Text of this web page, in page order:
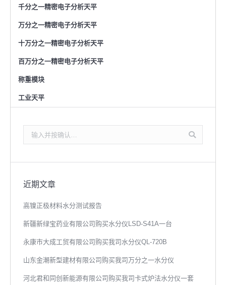
千分之一精密电子分析天平
万分之一精密电子分析天平
十万分之一精密电子分析天平
百万分之一精密电子分析天平
称重模块
工业天平
索：
近期文章
高镍正极材料水分测试报告
新疆新绿宝药业有限公司购买水分仪LSD-S41A一台
永康市大成工贸有限公司购买我司水分仪QL-720B
山东金潮新型建材有限公司购买我司万分之一水分仪
河北君和同创新能源有限公司购买我司卡式炉法水分仪一套